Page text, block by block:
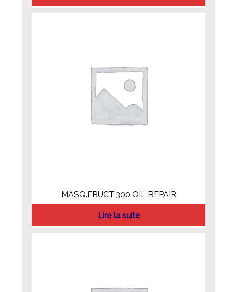
MASQ.FRUCT.300 OIL REPAIR
Lire la suite